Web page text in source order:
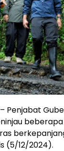
– Penjabat
(5/12/2024).